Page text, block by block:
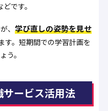
です。
、 学び直しの姿勢を見せ
す。短期間での学習計画を
う。
ービス活用法